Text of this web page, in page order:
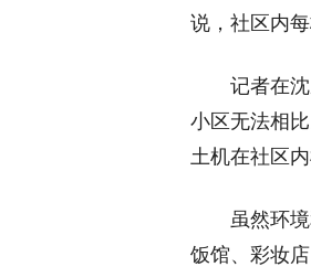
说，社区内
记者在沈庄
小区无法相
土机在社区
虽然环境
饭馆、彩妆